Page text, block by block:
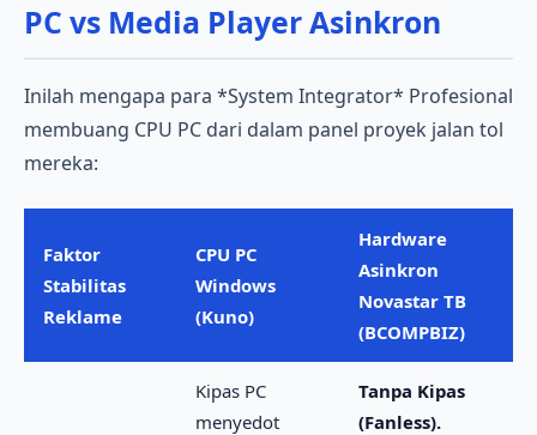
PC vs Media Player Asinkron
Inilah mengapa para *System Integrator* Profesional
membuang CPU PC dari dalam panel proyek jalan tol
mereka:
Faktor
Stabilitas
Reklame
CPU PC
Windows
(Kuno)
Hardware
Asinkron
Novastar TB
(BCOMPBIZ)
Kipas PC
menyedot
Tanpa Kipas
(Fanless).